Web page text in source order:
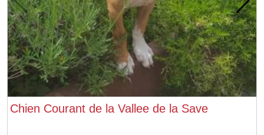
Chien Courant de la Vallee de la Save